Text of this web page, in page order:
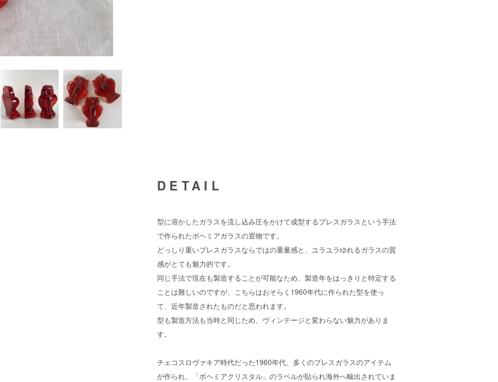
DETAIL
型に溶かしたガラスを流し込み圧をかけて成型するプレスガラスという手法
で作られたボヘミアガラスの置物です。
どっしり重いプレスガラスならではの重量感と、ユラユラゆれるガラスの質
感がとても魅力的です。
同じ手法で現在も製造することが可能なため、製造年をはっきりと特定する
ことは難しいのですが、こちらはおそらく1960年代に作られた型を使っ
て、近年製造されたものだと思われます。
型も製造方法も当時と同じため、ヴィンテージと変わらない魅力がありま
す。
チェコスロヴァキア時代だった1960年代、多くのプレスガラスのアイテム
が作られ、「ボヘミアクリスタル」のラベルが貼られ海外へ輸出されていま